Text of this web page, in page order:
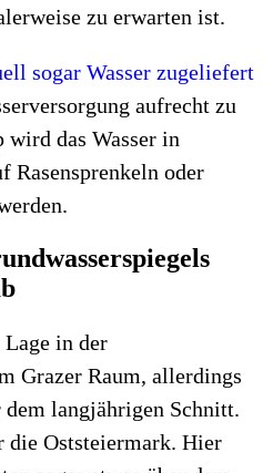
zu erwarten ist.
sogar Wasser zugeliefert
aufrecht zu
wird das Wasser in
Rasensprenkeln oder
Lage in der
Grazer Raum, allerdings
langjährigen Schnitt.
die Oststeiermark. Hier